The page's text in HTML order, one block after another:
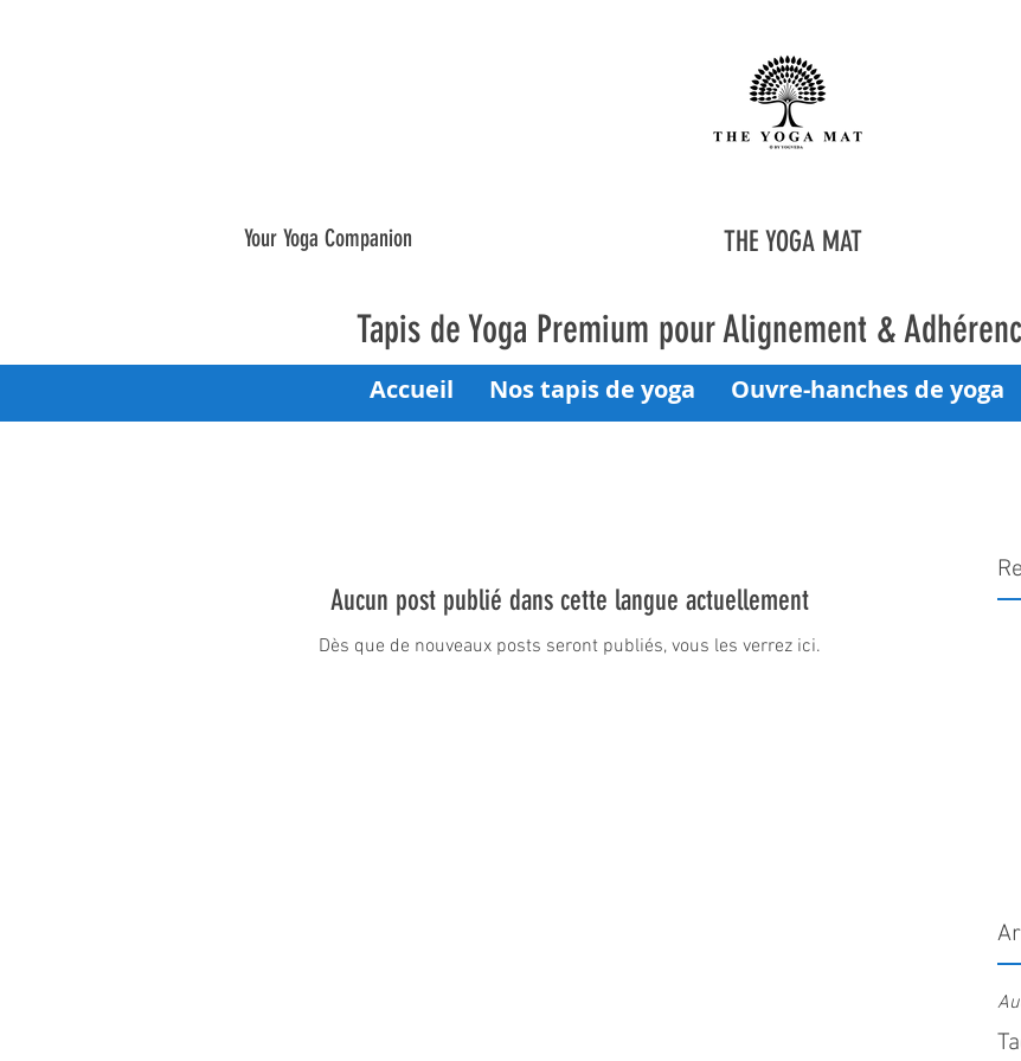
Your Yoga Companion THE YOGA MAT
Tapis de Yoga Premium pour Alignement &
Accueil Nos tapis de yoga Ouvre-hanches de yoga
Aucun post publié dans cette langue actuellement
Dès que de nouveaux posts seront publiés, vous les verrez ici.